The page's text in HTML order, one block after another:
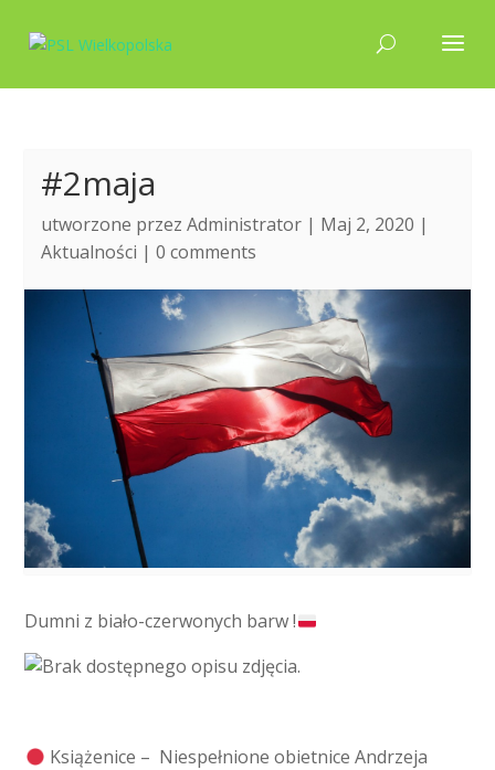
#2maja
utworzone przezAdministrator | Maj 2, 2020 |
Aktualności |0 comments
Dumni z biało-czerwonych barw !
Książenice – Niespełnione obietnice Andrzeja